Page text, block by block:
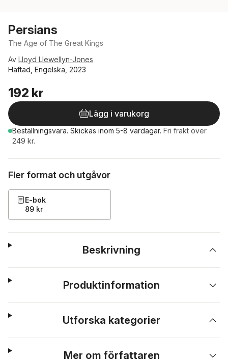
Persians
The Age of The Great Kings
Av Lloyd Llewellyn-Jones
Häftad, Engelska, 2023
192 kr
Lägg i varukorg
Beställningsvara. Skickas inom 5-8 vardagar. Fri frakt över
249 kr.
Fler format och utgåvor
E-bok
89 kr
Beskrivning
Produktinformation
Utforska kategorier
Mer om författaren